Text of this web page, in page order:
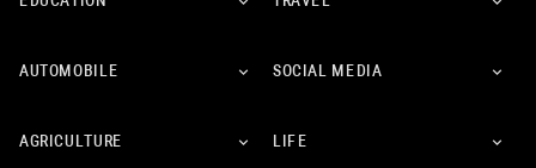
AUTOMOBILE SOCIAL MEDIA
AGRICULTURE LIFE